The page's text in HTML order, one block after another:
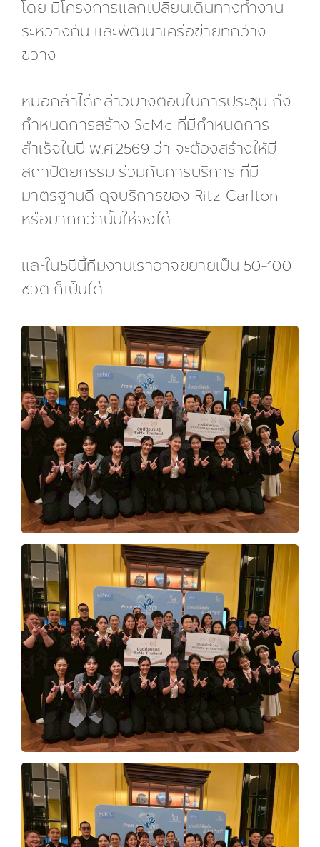
โดย มีโครงการแลกเปลี่ยนเดินทางทำงาน
ระหว่างกัน และพัฒนาเครือข่ายที่กว้าง
ขวาง
หมอกล้าได้กล่าวบางตอนในการประชุม ถึง
กำหนดการสร้าง ScMc ที่มีกำหนดการ
สำเร็จในปี พ.ศ.2569 ว่า จะต้องสร้างให้มี
สถาปัตยกรรม ร่วมกับการบริการ ที่มี
มาตรฐานดี ดุจบริการของ Ritz Carlton
หรือมากกว่านั้นให้จงได้
และใน5ปีนี้ทีมงานเราอาจขยายเป็น 50-100
ชีวิต ก็เป็นได้